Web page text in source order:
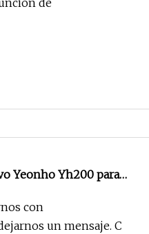
de
Yeonho Yh200 para
con
un mensaje. C